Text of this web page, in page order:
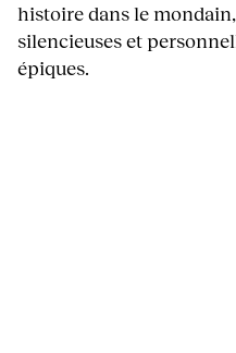
histoire dans le
silencieuses et
épiques.